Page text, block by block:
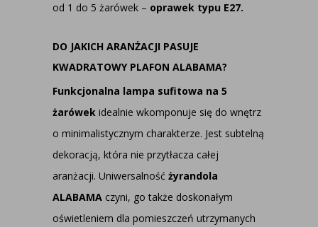
od 1 do 5 żarówek – oprawek typu E27.
DO JAKICH ARANŻACJI PASUJE
KWADRATOWY PLAFON ALABAMA?
Funkcjonalna lampa sufitowa na 5
żarówek idealnie wkomponuje się do wnętrz
o minimalistycznym charakterze. Jest subtelną
dekoracją, która nie przytłacza całej
aranżacji. Uniwersalność żyrandola
ALABAMA czyni, go także doskonałym
oświetleniem dla pomieszczeń utrzymanych